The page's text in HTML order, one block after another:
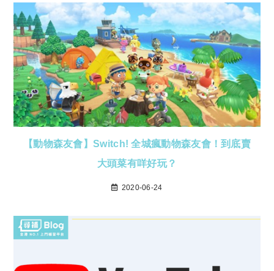
【動物森友會】Switch! 全城瘋動物森友會！到底賣
大頭菜有咩好玩？
2020-06-24